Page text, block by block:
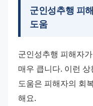
군인성추행 피
도움
군인성추행 피해자
매우 큽니다. 이런
도움은 피해자의 회
해요.